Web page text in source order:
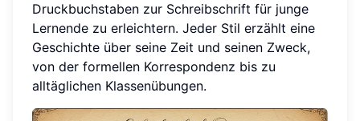
Druckbuchstaben zur Schreibschrift für junge
Lernende zu erleichtern. Jeder Stil erzählt eine
Geschichte über seine Zeit und seinen Zweck,
von der formellen Korrespondenz bis zu
alltäglichen Klassenübungen.